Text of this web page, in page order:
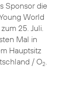
Sponsor die
World
25. Juli.
Mal in
Hauptsitz
/ O2.